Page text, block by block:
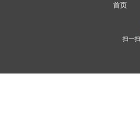
首页
扫一